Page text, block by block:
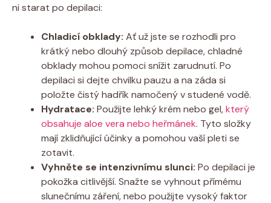
ni starat po depilaci:
Chladicí obklady: Ať už jste se rozhodli pro
krátký nebo dlouhý způsob depilace, chladné
obklady mohou pomoci snížit zarudnutí. Po
depilaci si dejte chvilku pauzu a na záda si
položte čistý hadřík namočený v studené vodě.
Hydratace: Použijte lehký krém nebo gel,který
obsahuje aloe vera nebo heřmánek. Tyto složky
mají zklidňující účinky a pomohou vaší pleti se
zotavit.
Vyhněte se intenzivnímu slunci: Po depilaci je
pokožka citlivější. Snažte se vyhnout přímému
slunečnímu záření, nebo použijte vysoký faktor